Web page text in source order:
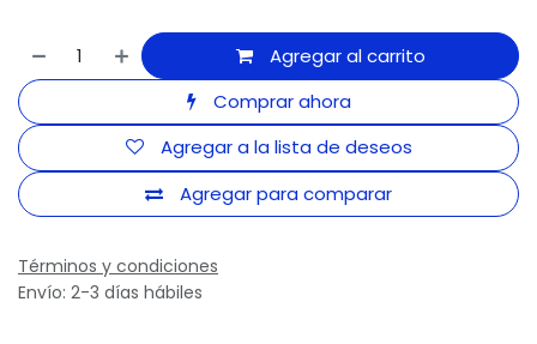
Agregar al carrito
Comprar ahora
Agregar para comparar
Agregar a la lista de deseos
Términos y condiciones
Envío: 2-3 días hábiles